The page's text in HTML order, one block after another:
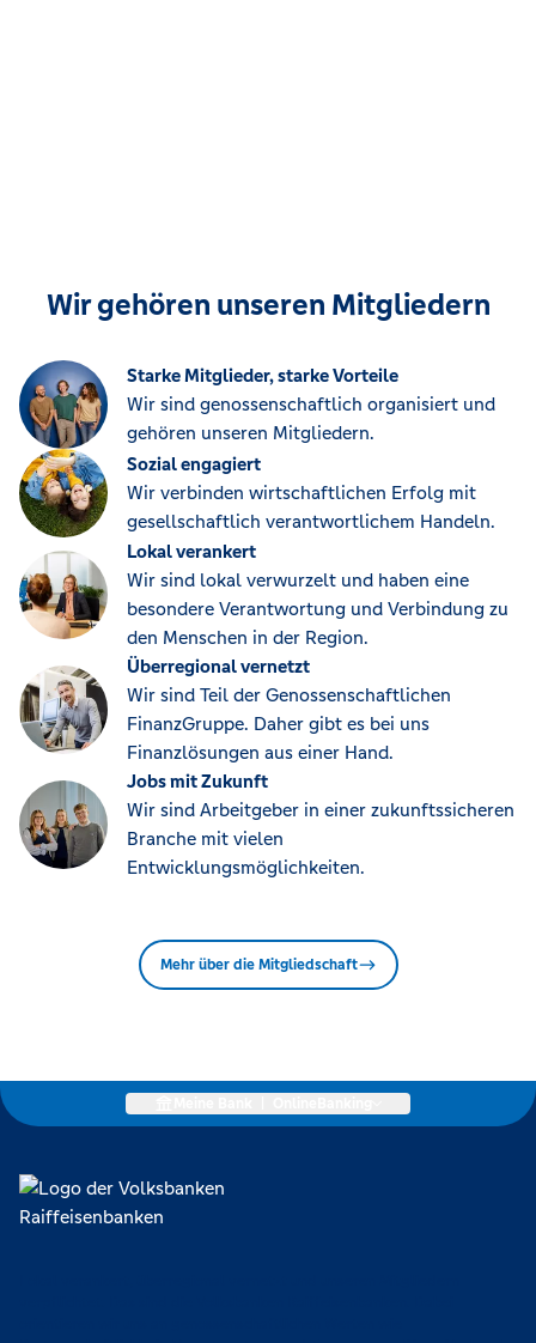
Wir gehören unseren Mitgliedern
Starke Mitglieder, starke Vorteile
Wir sind genossenschaftlich organisiert und
gehören unseren Mitgliedern.
Sozial engagiert
Wir verbinden wirtschaftlichen Erfolg mit
gesellschaftlich verantwortlichem Handeln.
Lokal verankert
Wir sind lokal verwurzelt und haben eine
besondere Verantwortung und Verbindung zu
den Menschen in der Region.
Überregional vernetzt
Wir sind Teil der Genossenschaftlichen
FinanzGruppe. Daher gibt es bei uns
Finanzlösungen aus einer Hand.
Jobs mit Zukunft
Wir sind Arbeitgeber in einer zukunftssicheren
Branche mit vielen
Entwicklungsmöglichkeiten.
Mehr über die Mitgliedschaft